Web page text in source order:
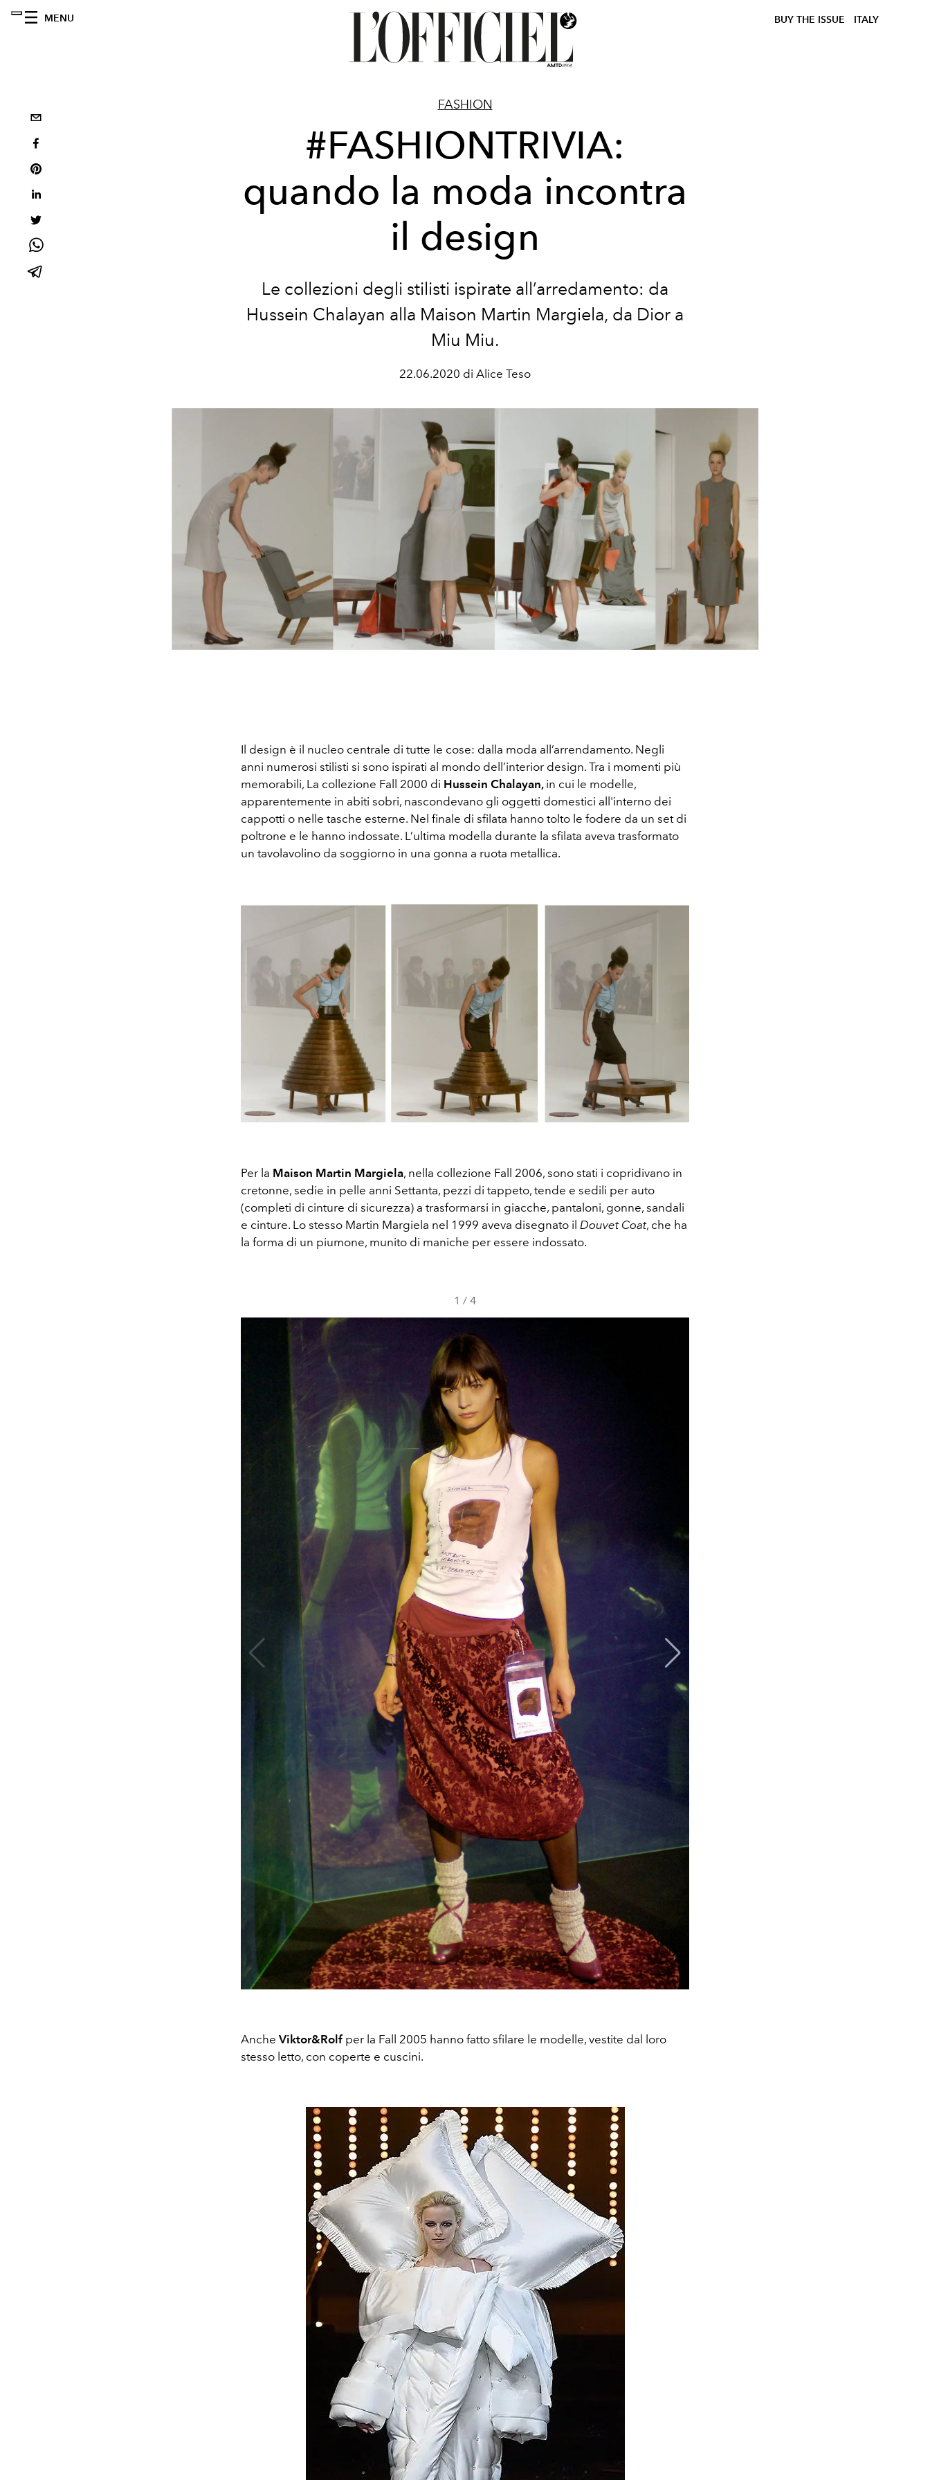
MENU BUY THE ISSUE ITALY
FASHION
#FASHIONTRIVIA:
quando la moda incontra
il design
Le collezioni degli stilisti ispirate all’arredamento: da
Hussein Chalayan alla Maison Martin Margiela, da Dior a
Miu Miu.
22.06.2020 di Alice Teso
Il design è il nucleo centrale di tutte le cose: dalla moda all’arrendamento. Negli
anni numerosi stilisti si sono ispirati al mondo dell’interior design. Tra i momenti più
memorabili, La collezione Fall 2000 di Hussein Chalayan, in cui le modelle,
apparentemente in abiti sobri, nascondevano gli oggetti domestici all'interno dei
cappotti o nelle tasche esterne. Nel finale di sfilata hanno tolto le fodere da un set di
poltrone e le hanno indossate. L’ultima modella durante la sfilata aveva trasformato
un tavolavolino da soggiorno in una gonna a ruota metallica.
Per la Maison Martin Margiela, nella collezione Fall 2006, sono stati i copridivano in
cretonne, sedie in pelle anni Settanta, pezzi di tappeto, tende e sedili per auto
(completi di cinture di sicurezza) a trasformarsi in giacche, pantaloni, gonne, sandali
e cinture. Lo stesso Martin Margiela nel 1999 aveva disegnato il Douvet Coat, che ha
la forma di un piumone, munito di maniche per essere indossato.
1 / 4
Anche Viktor&Rolf per la Fall 2005 hanno fatto sfilare le modelle, vestite dal loro
stesso letto, con coperte e cuscini.